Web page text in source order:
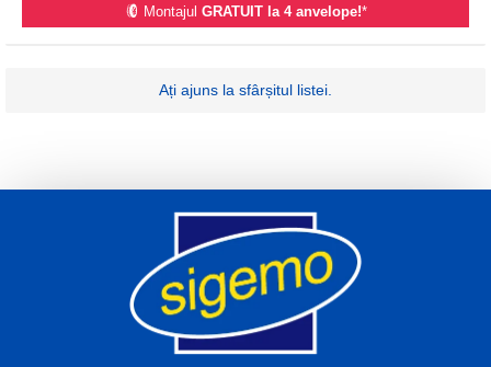
Montajul GRATUIT la 4 anvelope!*
Ați ajuns la sfârșitul listei.